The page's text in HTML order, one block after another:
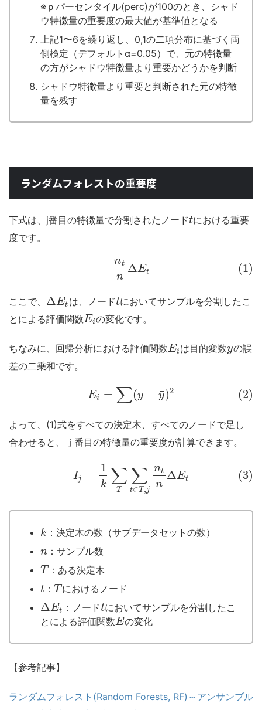
※ｐパーセンタイル(perc)が100のとき、シャド
ウ特徴量の重要度の最大値が基準値となる
上記1〜6を繰り返し、0,1の二項分布に基づく両
側検定（デフォルトα=0.05）で、元の特徴量
の方がシャドウ特徴量より重要かどうかを判断
シャドウ特徴量より重要と判断された元の特徴
量を残す
ランダムフォレストの重要度
下式は、j番目の特徴量で分割されたノードtにおける重要
度です。
nt
n
ΔEt (1)
ここで、 ΔEt は、ノードtにおいてサンプルを分割したこ
とによる評価関数Eiの変化です。
ちなみに、回帰分析における評価関数Ei は目的変数yの誤
差の二乗和です。
Ei = ∑(y − y
¯)2 (2)
よって、(1)式をすべての決定木、すべてのノードで足し
合わせると、ｊ番目の特徴量の重要度が計算できます。
Ij =
1
k ∑
T
∑
t∈T ,j
nt
n
ΔEt (3)
k ：決定木の数（サブデータセットの数）
n：サンプル数
T ：ある決定木
t ：Tにおけるノード
ΔEt ：ノードtにおいてサンプルを分割したこ
とによる評価関数Eの変化
【参考記事】
ランダムフォレスト(Random Forests, RF)～アンサンブル